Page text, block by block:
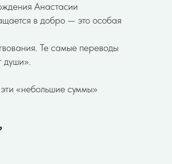
Анастасии
в добро — это особая
Те самые переводы
души».
«небольшие суммы»